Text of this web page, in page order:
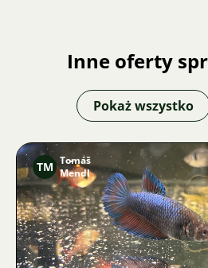
Inne oferty
Pokaż wszystko
TM Tomáš
Mendl